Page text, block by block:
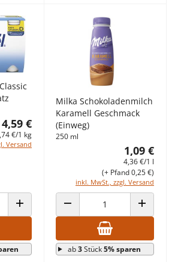
4,59 €
€/1 kg
Versand
ANZAHL ERHÖHEN
Milka Schokoladenmilch
Karamell Geschmack
(Einweg)
250 ml
1,09 €
4,36 €/1 l
inkl. MwSt., zzgl. Versand
(+ Pfand 0,25 €)
ANZAHL VERRINGERN ANZAHL
ab3Stück5% sparen